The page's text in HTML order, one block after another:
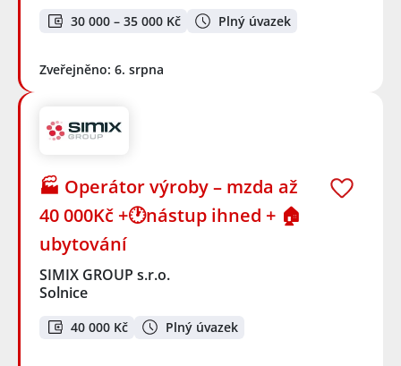
30 000 – 35 000 Kč Plný úvazek
Zveřejněno: 6. srpna
🏭 Operátor výroby – mzda až
40 000Kč +🕐nástup ihned + 🏠
ubytování
SIMIX GROUP s.r.o.
Solnice
40 000 Kč Plný úvazek